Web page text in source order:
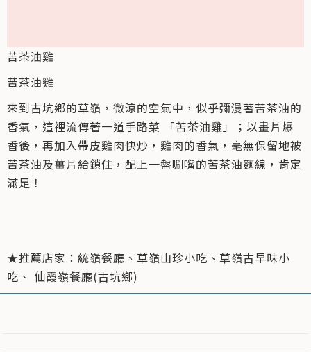
苦茶油雞
苦茶油雞
來到古坑鄉的草嶺，微涼的空氣中，似乎彌漫著苦茶油的
香氣，這裡流傳著一道手路菜 「苦茶油雞」；以畫片爆
香後，再加入帶皮雞肉快炒，雞肉的香氣，毫無保留地被
苦茶油及薑片給鎖住，配上一盤唰嘴的苦茶油麵線，肯定
滿足！
★推薦店家：統嶺餐廳、草嶺山珍小吃、草嶺古早味小
吃、 仙霞嶺餐廳(古坑鄉)